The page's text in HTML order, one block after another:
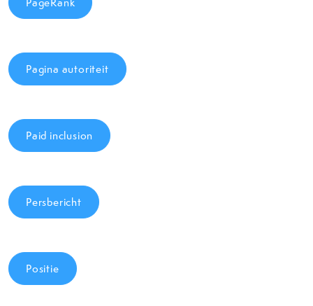
Pagina autoriteit
Paid inclusion
Persbericht
Positie